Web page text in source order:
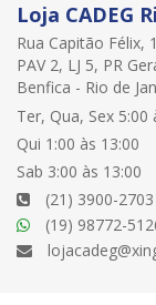
Loja CADEG
Rua Capitão Félix,
PAV 2, LJ 5, PR
Benfica - Rio de
Ter, Qua, Sex 5:00
Qui 1:00 às 13:00
Sab 3:00 às 13:00
(21) 3900-2703
(19) 98772-